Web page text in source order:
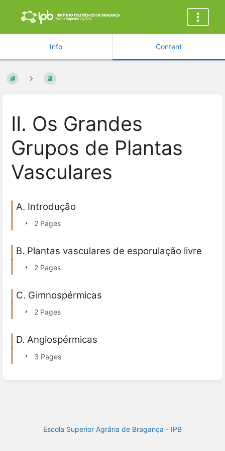
Info Content
II. Os Grandes
Grupos de Plantas
Vasculares
A. Introdução
2 Pages
B. Plantas vasculares de esporulação livre
2 Pages
C. Gimnospérmicas
2 Pages
D. Angiospérmicas
3 Pages
Escola Superior Agrária de Bragança - IPB